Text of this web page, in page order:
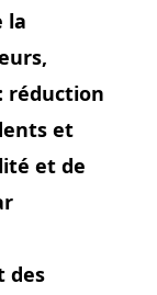
la
: réduction
et
et de
des